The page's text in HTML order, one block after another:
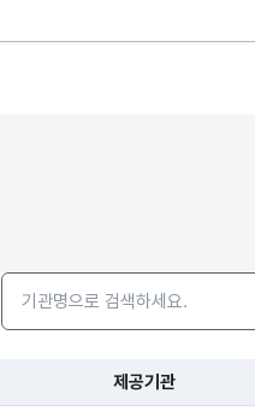
검색어 입력창
제공기관